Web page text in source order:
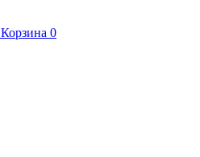
Корзина 0